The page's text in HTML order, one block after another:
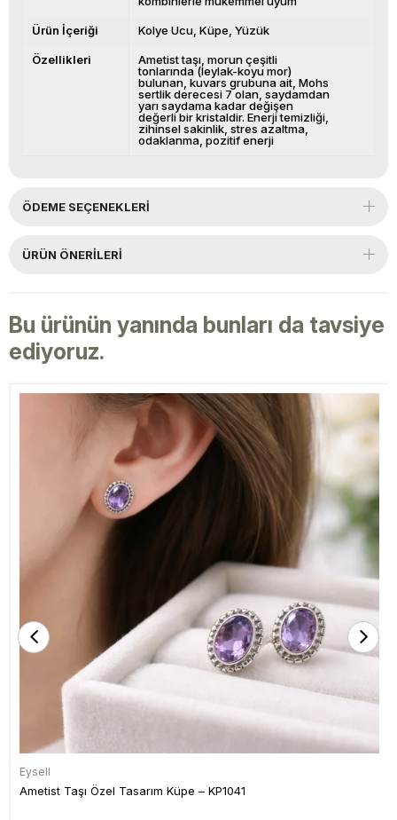
Ürün İçeriği Kolye Ucu Küpe Yüzük
Özellikleri
Ametist taşı, morun çeşitli
tonlarında (leylak-koyu mor)
bulunan, kuvars grubuna ait, Mohs
sertlik derecesi 7 olan, saydamdan
yarı saydama kadar değişen
değerli bir kristaldir. Enerji temizliği,
zihinsel sakinlik, stres azaltma,
odaklanma, pozitif enerji
ÖDEME SEÇENEKLERI
ÜRÜN ÖNERILERI
Bu ürünün yanında bunları da tavsiye
ediyoruz.
Eysell
Ametist Taşı Özel Tasarım Küpe – KP1041